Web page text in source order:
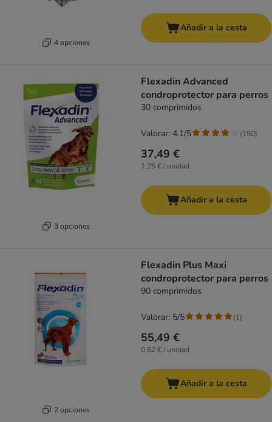
4 opciones
Añadir a la cesta
3 opciones
Flexadin Advanced
condroprotector para perros
30 comprimidos
37,49 €
1,25 € / unidad
Valorar: 4.1/5 (150)
Añadir a la cesta
2 opciones
Flexadin Plus Maxi
condroprotector para perros
90 comprimidos
55,49 €
0,62 € / unidad
Valorar: 5/5 (1)
Añadir a la cesta